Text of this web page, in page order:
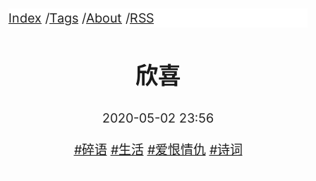
Index /Tags /About /RSS
欣喜
2020-05-02 23:56
#碎语 #生活 #爱恨情仇 #诗词